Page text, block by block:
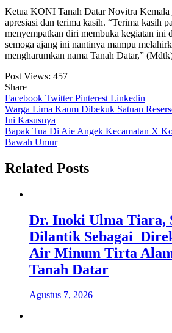
Ketua KONI Tanah Datar Novitra Kemala
apresiasi dan terima kasih. “Terima kasih
menyempatkan diri membuka kegiatan ini
semoga ajang ini nantinya mampu
mengharumkan nama Tanah Datar,”
Post Views: 457
Share
Facebook TwitterPinterest Linkedin
Navigasi
pos
Warga Lima Kaum Dibekuk Satuan
Ini Kasusnya
Bapak Tua Di Aie Angek Kecamatan X
Bawah Umur
Related Posts
Dr. Inoki Ulma Tiara,
Dilantik Sebagai
Air Minum Tirta
Tanah Datar
Agustus 7, 2026